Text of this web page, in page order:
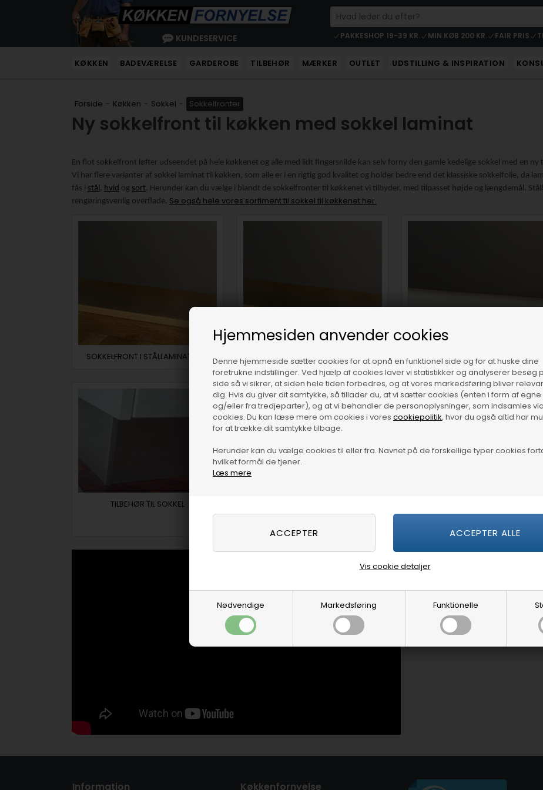
Hjemmesiden anvender cookies
Denne hjemmeside sætter cookies for at opnå en funktionel side og for at huske dine
foretrukne indstillinger. Ved hjælp af cookies laver vi statistikker og analyserer besøg
side så vi sikrer, at siden hele tiden forbedres, og at vores markedsføring bliver
dig. Hvis du giver dit samtykke, så tillader du, at vi sætter cookies (enten i form af
og/eller fra tredjeparter), og at vi behandler de personoplysninger, som indsamles
cookies. Du kan læse mere om cookies i vores cookiepolitik, hvor du også altid har
for at trække dit samtykke tilbage.
Herunder kan du vælge cookies til eller fra. Navnet på de forskellige typer cookies
hvilket formål de tjener.
Læs mere
Nødvendige Markedsføring Funktionelle
Vis cookie detaljer
PAKKESHOP 19-39 KR. MIN.KØB 200 KR. FAIR PRIS
KUNDESERVICE
KØKKEN BADEVÆRELSE GARDEROBE TILBEHØR MÆRKER OUTLET UDSTILLING & INSPIRATION
Forside - Køkken - Sokkel - Sokkelfronter
Ny sokkelfront til køkken med sokkel laminat
En flot sokkelfront løfter udseendet på hele køkkenet og alle med lidt fingersnilde kan selv forny den gamle kedelige sokkel med en ny
Vi har flere varianter af sokkel laminat til køkken, som alle er i en rigtig god kvalitet og holder bedre end det klassiske sokkelfolie, da
fås i stål, hvid og sort. Herunder kan du vælge i blandt de sokkelfronter til køkkenet vi tilbyder, med tilpasset højde og længdemål.
rengøringsvenlig overflade. Se også hele vores sortiment til sokkel til køkkenet her.
SOKKELFRONT I STÅLLAMINAT 1MM SOKKEL STÅLLAMINAT 11MM SOKKEL LAMINAT HVID 1MM
TILBEHØR TIL SOKKEL
Information Køkkenfornyelse